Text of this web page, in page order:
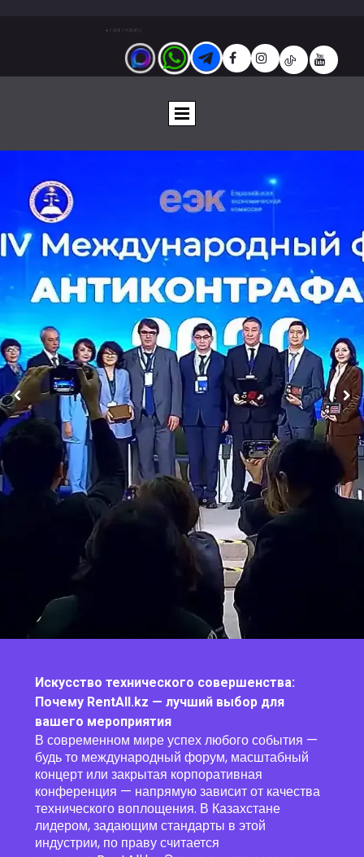
     
Искусство технического совершенства:
Почему RentAll.kz — лучший выбор для
вашего мероприятия
В современном мире успех любого события —
будь то международный форум, масштабный
концерт или закрытая корпоративная
конференция — напрямую зависит от качества
технического воплощения. В Казахстане
лидером, задающим стандарты в этой
индустрии, по праву считается